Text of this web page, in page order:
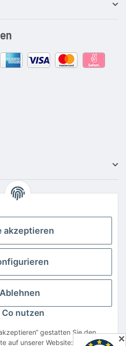
und Ladegeräten
widerrufen
akzeptieren
Ablehnen
nutzen
gestatten Sie den
auf unserer Website: YouTube,
✕